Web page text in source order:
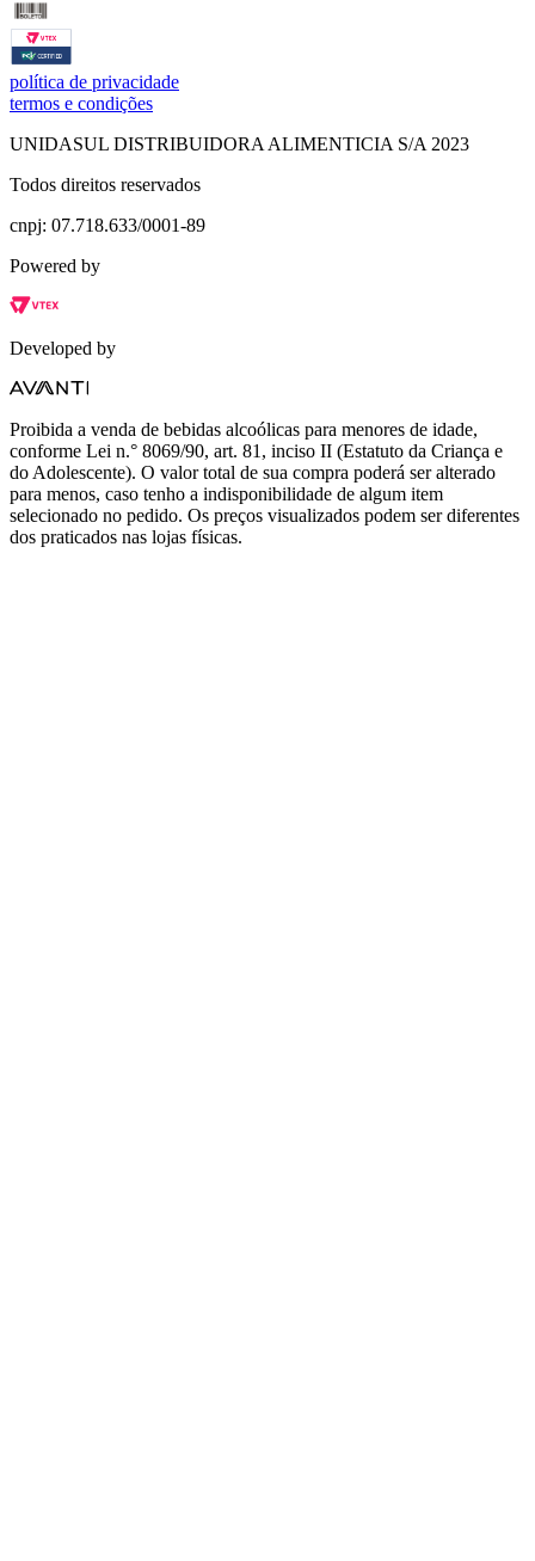
política de privacidade
termos e condições
UNIDASUL DISTRIBUIDORA ALIMENTICIA S/A 2023
Todos direitos reservados
cnpj: 07.718.633/0001-89
Powered by
Developed by
Proibida a venda de bebidas alcoólicas para menores de idade,
conforme Lei n.° 8069/90, art. 81, inciso II (Estatuto da Criança e
do Adolescente). O valor total de sua compra poderá ser alterado
para menos, caso tenho a indisponibilidade de algum item
selecionado no pedido. Os preços visualizados podem ser diferentes
dos praticados nas lojas físicas.